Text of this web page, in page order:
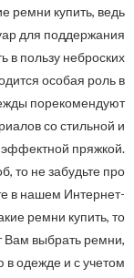
ремни купить, ведь
для поддержания
в пользу неброских
особая роль в
порекомендуют
со стильной и
эффектной пряжкой.
то не забудьте про
в нашем Интернет-
ремни купить, то
Вам выбрать ремни,
одежде и с учетом